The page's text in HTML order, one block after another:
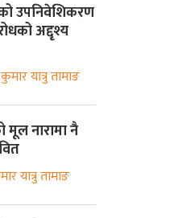
उपनिवेशिकरण
अद्दृश्य
कुमार यात्रु तामाङ
मूल नारामा नै
यात्रु तामाङ